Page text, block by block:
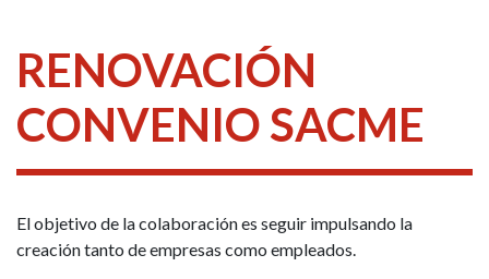
RENOVACIÓN
CONVENIO SACME
El objetivo de la colaboración es seguir impulsando la
creación tanto de empresas como empleados.